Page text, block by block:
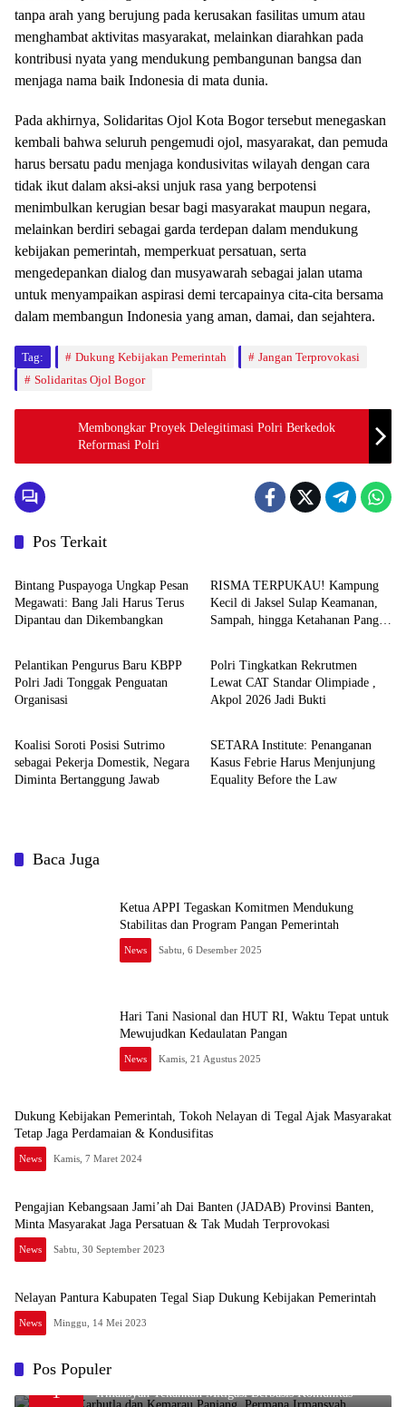
tanpa arah yang berujung pada kerusakan fasilitas umum atau
menghambat aktivitas masyarakat, melainkan diarahkan pada
kontribusi nyata yang mendukung pembangunan bangsa dan
menjaga nama baik Indonesia di mata dunia.
Pada akhirnya, Solidaritas Ojol Kota Bogor tersebut menegaskan
kembali bahwa seluruh pengemudi ojol, masyarakat, dan pemuda
harus bersatu padu menjaga kondusivitas wilayah dengan cara
tidak ikut dalam aksi-aksi unjuk rasa yang berpotensi
menimbulkan kerugian besar bagi masyarakat maupun negara,
melainkan berdiri sebagai garda terdepan dalam mendukung
kebijakan pemerintah, memperkuat persatuan, serta
mengedepankan dialog dan musyawarah sebagai jalan utama
untuk menyampaikan aspirasi demi tercapainya cita-cita bersama
dalam membangun Indonesia yang aman, damai, dan sejahtera.
Tag: Dukung Kebijakan Pemerintah
Jangan Terprovokasi
Solidaritas Ojol Bogor
Membongkar Proyek Delegitimasi Polri Berkedok
Reformasi Polri
Pos Terkait
News
Bintang Puspayoga Ungkap Pesan
Megawati: Bang Jali Harus Terus
Dipantau dan Dikembangkan
RISMA TERPUKAU! Kampung
Kecil di Jaksel Sulap Keamanan,
Sampah, hingga Ketahanan Pangan
News
Pelantikan Pengurus Baru KBPP
Polri Jadi Tonggak Penguatan
Organisasi
News
Polri Tingkatkan Rekrutmen
Lewat CAT Standar Olimpiade ,
Akpol 2026 Jadi Bukti
News
Koalisi Soroti Posisi Sutrimo
sebagai Pekerja Domestik, Negara
Diminta Bertanggung Jawab
News
SETARA Institute: Penanganan
Kasus Febrie Harus Menjunjung
Equality Before the Law
Baca Juga
Ketua APPI Tegaskan Komitmen Mendukung
Stabilitas dan Program Pangan Pemerintah
News Sabtu, 6 Desember 2025
Hari Tani Nasional dan HUT RI, Waktu Tepat untuk
Mewujudkan Kedaulatan Pangan
News Kamis, 21 Agustus 2025
Dukung Kebijakan Pemerintah, Tokoh Nelayan di Tegal Ajak Masyarakat
Tetap Jaga Perdamaian & Kondusifitas
News Kamis, 7 Maret 2024
Pengajian Kebangsaan Jami’ah Dai Banten (JADAB) Provinsi Banten,
Minta Masyarakat Jaga Persatuan & Tak Mudah Terprovokasi
News Sabtu, 30 September 2023
Nelayan Pantura Kabupaten Tegal Siap Dukung Kebijakan Pemerintah
News Minggu, 14 Mei 2023
Pos Populer
1
Waspada Karhutla dan Kemarau Panjang, Permana
Irmansyah Tekankan Mitigasi Berbasis Komunitas